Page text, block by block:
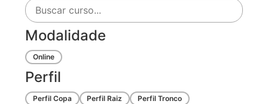
Modalidade
Online
Perfil
Perfil Copa Perfil Raiz Perfil Tronco